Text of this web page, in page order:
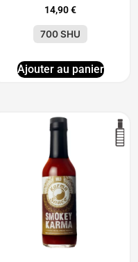
14,90€
700 SHU
Ajouter au panier